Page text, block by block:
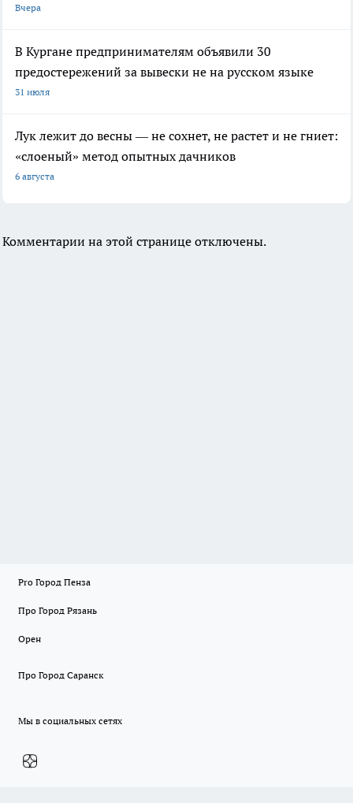
Вчера
В Кургане предпринимателям объявили 30
предостережений за вывески не на русском языке
31 июля
Лук лежит до весны — не сохнет, не растет и не гниет:
«слоеный» метод опытных дачников
6 августа
Комментарии на этой странице отключены.
Pro Город Пенза
Про Город Рязань
Орен
Про Город Саранск
Мы в социальных сетях